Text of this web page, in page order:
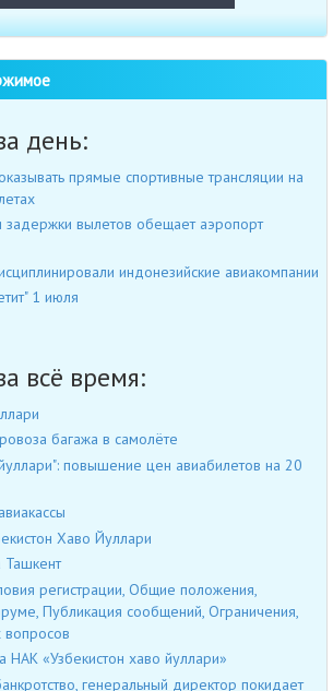
день:
прямые спортивные трансляции на
вылетов обещает аэропорт
индонезийские авиакомпании
1 июля
всё время:
багажа в самолёте
повышение цен авиабилетов на 20
Хаво Йуллари
Ташкент
регистрации, Общие положения,
Публикация сообщений, Ограничения,
НАК «Узбекистон хаво йуллари»
генеральный директор покидает